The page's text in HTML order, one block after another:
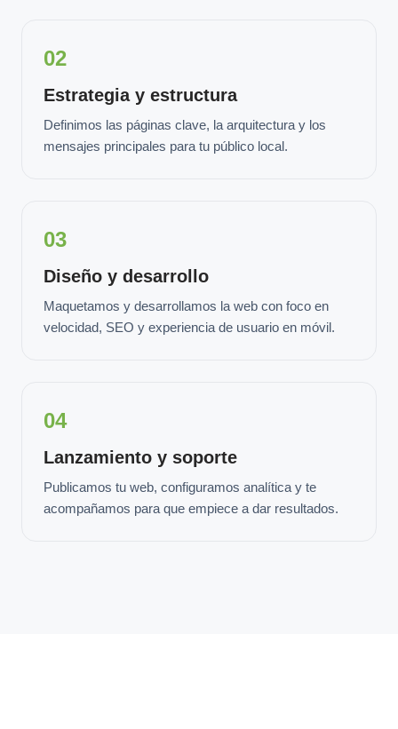
02
Estrategia y estructura
Definimos las páginas clave, la arquitectura y los
mensajes principales para tu público local.
03
Diseño y desarrollo
Maquetamos y desarrollamos la web con foco en
velocidad, SEO y experiencia de usuario en móvil.
04
Lanzamiento y soporte
Publicamos tu web, configuramos analítica y te
acompañamos para que empiece a dar resultados.